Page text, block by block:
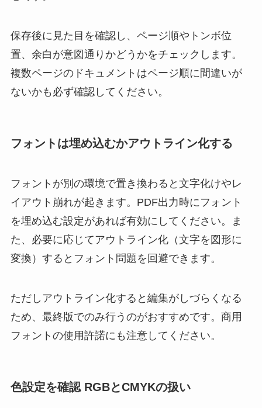
保存後に見た目を確認し、ページ順やトンボ位
置、余白が意図通りかどうかをチェックします。
複数ページのドキュメントはページ順に間違いが
ないかも必ず確認してください。
フォントは埋め込むかアウトライン化する
フォントが別の環境で置き換わると文字化けやレ
イアウト崩れが起きます。PDF出力時にフォント
を埋め込む設定があれば有効にしてください。ま
た、必要に応じてアウトライン化（文字を図形に
変換）するとフォント問題を回避できます。
ただしアウトライン化すると編集がしづらくなる
ため、最終版でのみ行うのがおすすめです。商用
フォントの使用許諾にも注意してください。
色設定を確認 RGBとCMYKの扱い